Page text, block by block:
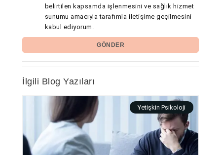
belirtilen kapsamda işlenmesini ve sağlık hizmet
sunumu amacıyla tarafımla iletişime geçilmesini
kabul ediyorum.
GÖNDER
İlgili Blog Yazıları
Yetişkin Psikoloji